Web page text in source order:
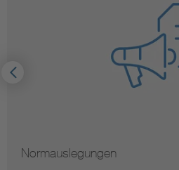
Normauslegungen